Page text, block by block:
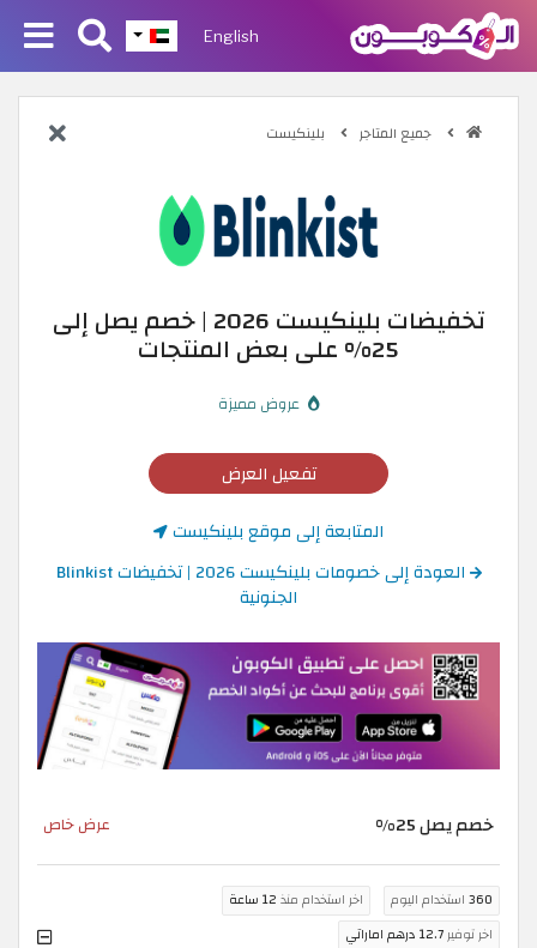
English
جميع المتاجر بلينكيست
تخفيضات بلينكيست 2026 | خصم يصل إلى
25% على بعض المنتجات
عروض مميزة
تفعيل العرض
المتابعة إلى موقع بلينكيست
العودة إلى خصومات بلينكيست 2026 | تخفيضات Blinkist
الجنونية
خصم يصل 25% عرض خاص
360 استخدام اليوم اخر استخدام منذ 12 ساعة
اخر توفير12.7 درهم اماراتي